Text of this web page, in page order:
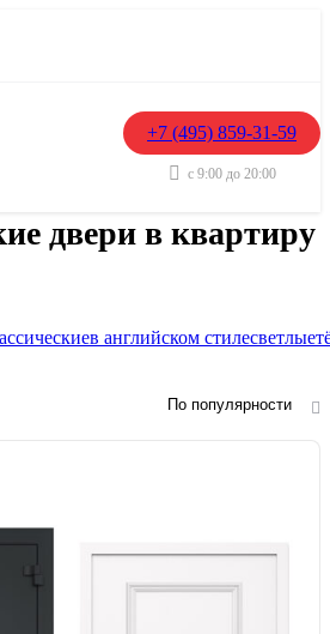
+7 (495) 859-31-59
с 9:00 до 20:00
двери в квартиру
в английском стилесветлые
По популярности